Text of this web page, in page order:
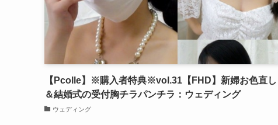
【Pcolle】※購入者特典※vol.31【FHD】新婦お色直し
＆結婚式の受付胸チラパンチラ：ウェディング
ウェディング